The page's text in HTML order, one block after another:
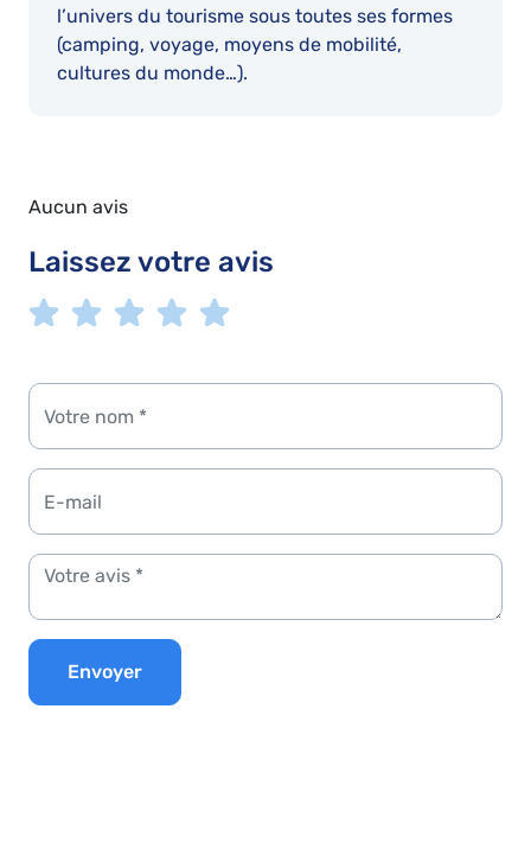
l’univers du tourisme sous toutes ses formes
(camping, voyage, moyens de mobilité,
cultures du monde…).
Aucun avis
Laissez votre avis
Envoyer